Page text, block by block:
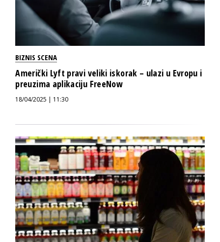
BIZNIS SCENA
Američki Lyft pravi veliki iskorak – ulazi u Evropu i
preuzima aplikaciju FreeNow
18/04/2025 | 11:30